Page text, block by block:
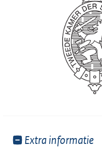
Toon
Extra informatie